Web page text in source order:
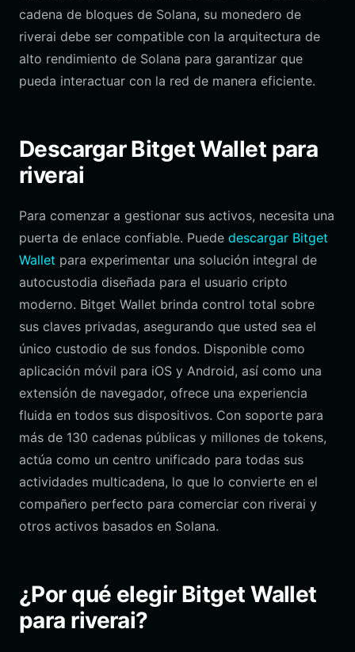
cadena de bloques de Solana, su monedero de
riverai debe ser compatible con la arquitectura de
alto rendimiento de Solana para garantizar que
pueda interactuar con la red de manera eficiente.
Descargar Bitget Wallet para
riverai
Para comenzar a gestionar sus activos, necesita una
puerta de enlace confiable. Puede descargar Bitget
Wallet para experimentar una solución integral de
autocustodia diseñada para el usuario cripto
moderno. Bitget Wallet brinda control total sobre
sus claves privadas, asegurando que usted sea el
único custodio de sus fondos. Disponible como
aplicación móvil para iOS y Android, así como una
extensión de navegador, ofrece una experiencia
fluida en todos sus dispositivos. Con soporte para
más de 130 cadenas públicas y millones de tokens,
actúa como un centro unificado para todas sus
actividades multicadena, lo que lo convierte en el
compañero perfecto para comerciar con riverai y
otros activos basados en Solana.
¿Por qué elegir Bitget Wallet
para riverai?